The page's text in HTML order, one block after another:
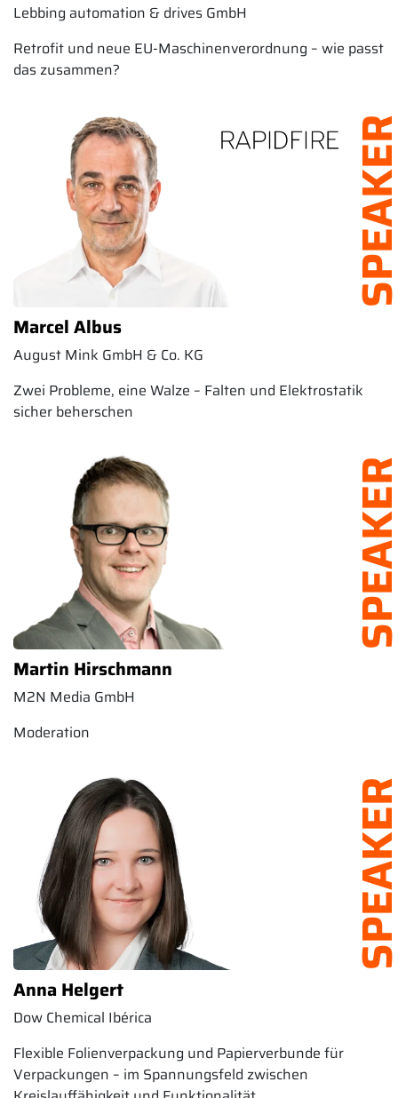
Lebbing automation & drives GmbH
Retrofit und neue EU-Maschinenverordnung – wie passt
das zusammen?
Marcel Albus
August Mink GmbH & Co. KG
Zwei Probleme, eine Walze – Falten und Elektrostatik
sicher beherschen
Martin Hirschmann
M2N Media GmbH
Moderation
Anna Helgert
Dow Chemical Ibérica
Flexible Folienverpackung und Papierverbunde für
Verpackungen – im Spannungsfeld zwischen